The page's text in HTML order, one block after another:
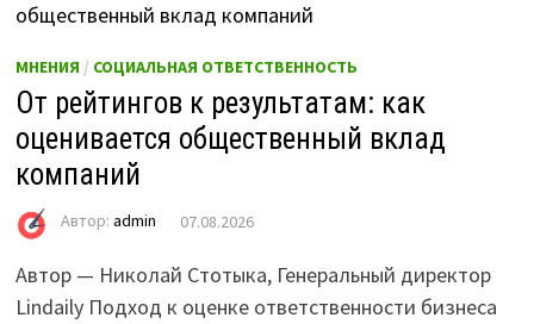
МНЕНИЯ / СОЦИАЛЬНАЯ ОТВЕТСТВЕННОСТЬ
От рейтингов к результатам: как
оценивается общественный вклад
компаний
Автор: admin 07.08.2026
Автор — Николай Стотыка, Генеральный директор
Lindaily Подход к оценке ответственности бизнеса